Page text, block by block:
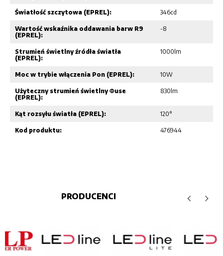
Światłość szczytowa (EPREL): 346cd
Wartość wskaźnika oddawania barw R9
(EPREL):
-8
Strumień świetlny źródła światła
(EPREL):
1000lm
Moc w trybie włączenia Pon (EPREL): 10W
Użyteczny strumień świetlny Φuse
(EPREL):
830lm
Kąt rozsyłu światła (EPREL): 120°
Kod produktu: 476944
PRODUCENCI